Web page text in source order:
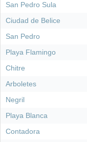
San Pedro Sula
Ciudad de Belice
San Pedro
Playa Flamingo
Chitre
Arboletes
Negril
Playa Blanca
Contadora